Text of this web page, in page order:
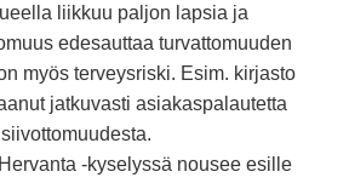
liikkuu paljon lapsia ja
edesauttaa turvattomuuden
myös terveysriski. Esim. kirjasto
jatkuvasti asiakaspalautetta
-kyselyssä nousee esille